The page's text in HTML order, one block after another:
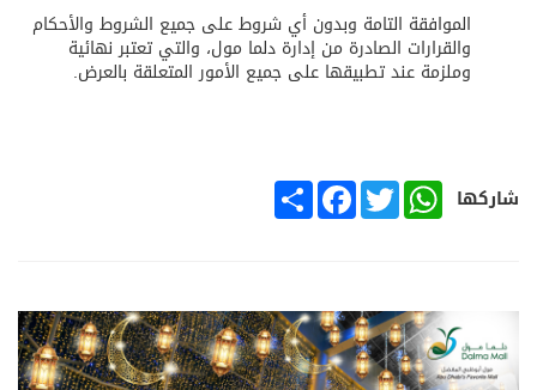
الموافقة التامة وبدون أي شروط على جميع الشروط والأحكام
والقرارات الصادرة من إدارة دلما مول، والتي تعتبر نهائية
وملزمة عند تطبيقها على جميع الأمور المتعلقة بالعرض.
شاركها SHARE
FACEBOOKTWITTER
WHATSAPP